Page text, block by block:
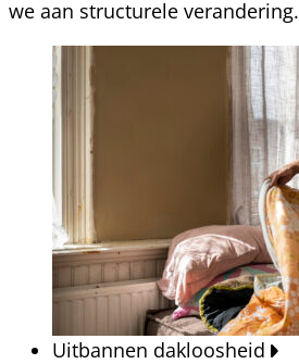
we aan structurele verandering.
Uitbannen dakloosheid